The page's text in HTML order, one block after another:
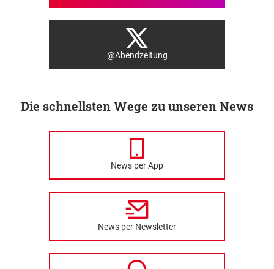
@Abendzeitung
Die schnellsten Wege zu unseren News
News per App
News per Newsletter